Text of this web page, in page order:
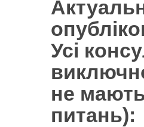
Усі
не
питань):